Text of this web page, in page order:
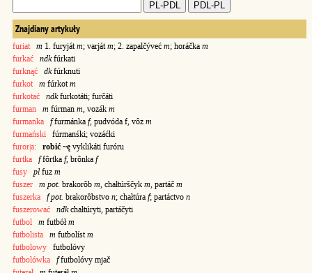
Znajdiany artykuły
furiat m 1. furyját m; varját m; 2. zapalčýveć m; horáčka m
furkać
ndkfúrkati
furknąć
dkfúrknuti
furkot
m fúrkot m
furkotać
ndkfurkotáti; furčáti
furman
m fúrman m , vozák m
furmanka
ffurmánka f, pudvóda f, vôz m
furmański fúrmanśki; vozáćki
furor|a:
robić ~ę vyklikáti furóru
furtka
ffôrtka f, brônka f
fusy
pl fuz m
fuszer
m pot. brakorôb m , chałtúrščyk m , partáč m
fuszerka
f pot. brakorôbstvo n; chałtúra f; partáctvo n
fuszerować
ndkchałtúryti, partáčyti
futbol
m futbółm
futbolista
m futbolíst m
futbolowy futbolóvy
futbolówka
ffutbolóvy mjač